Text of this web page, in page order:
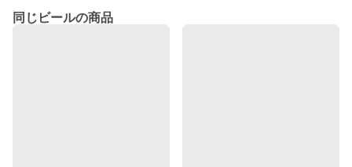
同じビールの商品